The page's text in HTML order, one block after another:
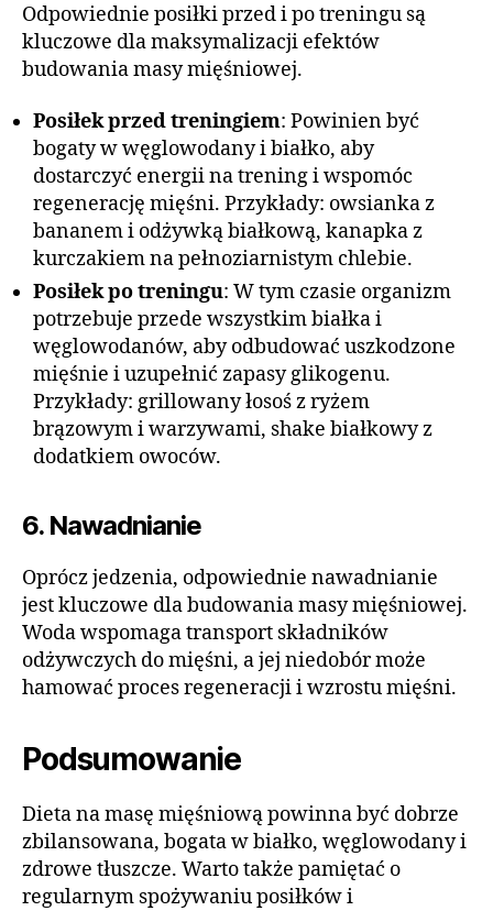
Odpowiednie posiłki przed i po treningu są
kluczowe dla maksymalizacji efektów
budowania masy mięśniowej.
Posiłek przed treningiem: Powinien być
bogaty w węglowodany i białko, aby
dostarczyć energii na trening i wspomóc
regenerację mięśni. Przykłady: owsianka z
bananem i odżywką białkową, kanapka z
kurczakiem na pełnoziarnistym chlebie.
Posiłek po treningu: W tym czasie organizm
potrzebuje przede wszystkim białka i
węglowodanów, aby odbudować uszkodzone
mięśnie i uzupełnić zapasy glikogenu.
Przykłady: grillowany łosoś z ryżem
brązowym i warzywami, shake białkowy z
dodatkiem owoców.
6. Nawadnianie
Oprócz jedzenia, odpowiednie nawadnianie
jest kluczowe dla budowania masy mięśniowej.
Woda wspomaga transport składników
odżywczych do mięśni, a jej niedobór może
hamować proces regeneracji i wzrostu mięśni.
Podsumowanie
Dieta na masę mięśniową powinna być dobrze
zbilansowana, bogata w białko, węglowodany i
zdrowe tłuszcze. Warto także pamiętać o
regularnym spożywaniu posiłków i